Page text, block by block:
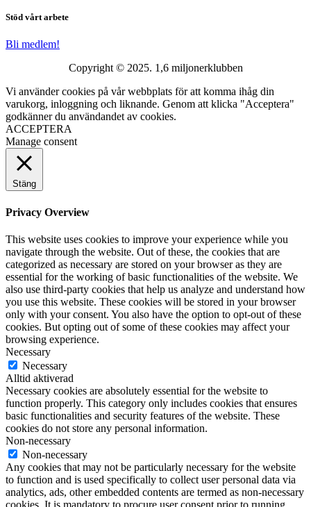
Stöd vårt arbete
Bli medlem!
Copyright © 2025. 1,6 miljonerklubben
Vi använder cookies på vår webbplats för att komma ihåg din
varukorg, inloggning och liknande. Genom att klicka "Acceptera"
godkänner du användandet av cookies.
ACCEPTERA
Manage consent
Stäng
Privacy Overview
This website uses cookies to improve your experience while you
navigate through the website. Out of these, the cookies that are
categorized as necessary are stored on your browser as they are
essential for the working of basic functionalities of the website. We
also use third-party cookies that help us analyze and understand how
you use this website. These cookies will be stored in your browser
only with your consent. You also have the option to opt-out of these
cookies. But opting out of some of these cookies may affect your
browsing experience.
Necessary
Necessary
Alltid aktiverad
Necessary cookies are absolutely essential for the website to
function properly. This category only includes cookies that ensures
basic functionalities and security features of the website. These
cookies do not store any personal information.
Non-necessary
Non-necessary
Any cookies that may not be particularly necessary for the website
to function and is used specifically to collect user personal data via
analytics, ads, other embedded contents are termed as non-necessary
cookies. It is mandatory to procure user consent prior to running